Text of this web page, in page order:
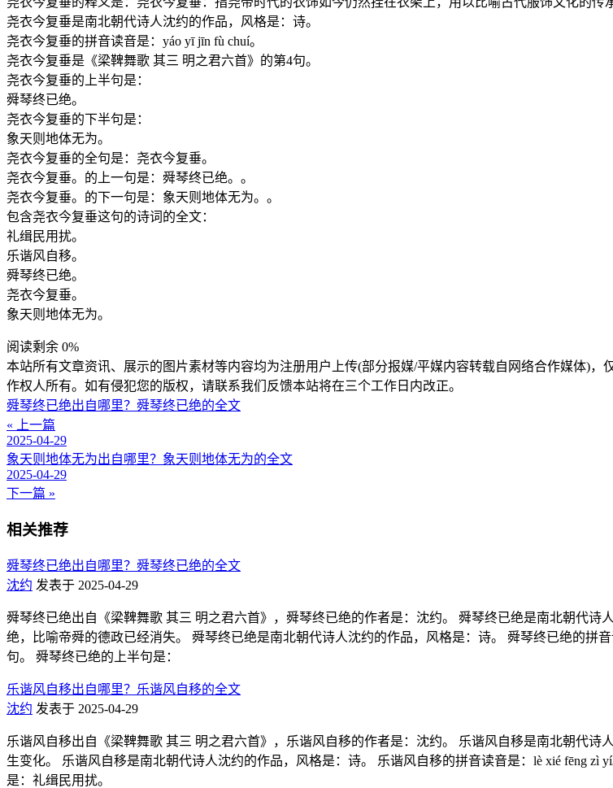
尧衣今复垂是南北朝代诗人沈约的作品，风格是：诗。
尧衣今复垂的拼音读音是：yáo yī jīn fù chuí。
尧衣今复垂是《梁鞞舞歌 其三 明之君六首》的第4句。
尧衣今复垂的上半句是：
舜琴终已绝。
尧衣今复垂的下半句是：
象天则地体无为。
尧衣今复垂的全句是：尧衣今复垂。
尧衣今复垂。的上一句是：舜琴终已绝。。
尧衣今复垂。的下一句是：象天则地体无为。。
包含尧衣今复垂这句的诗词的全文：
礼缉民用扰。
乐谐风自移。
舜琴终已绝。
尧衣今复垂。
象天则地体无为。
阅读剩余 0%
本站所有文章资讯、展示的图片素材等内容均为注册用户上传(部分报媒/平媒内容转载自网络合作媒体)
作权人所有。如有侵犯您的版权，请联系我们反馈本站将在三个工作日内改正。
舜琴终已绝出自哪里？舜琴终已绝的全文
« 上一篇
2025-04-29
象天则地体无为出自哪里？象天则地体无为的全文
2025-04-29
下一篇 »
相关推荐
舜琴终已绝出自哪里？舜琴终已绝的全文
沈约 发表于 2025-04-29
舜琴终已绝出自《梁鞞舞歌 其三 明之君六首》，舜琴终已绝的作者是：沈约。 舜琴终已绝是南北朝代
绝，比喻帝舜的德政已经消失。 舜琴终已绝是南北朝代诗人沈约的作品，风格是：诗。 舜琴终已绝的拼
句。 舜琴终已绝的上半句是：
乐谐风自移出自哪里？乐谐风自移的全文
沈约 发表于 2025-04-29
乐谐风自移出自《梁鞞舞歌 其三 明之君六首》，乐谐风自移的作者是：沈约。 乐谐风自移是南北朝代
生变化。 乐谐风自移是南北朝代诗人沈约的作品，风格是：诗。 乐谐风自移的拼音读音是：lè xié fēng
是：礼缉民用扰。